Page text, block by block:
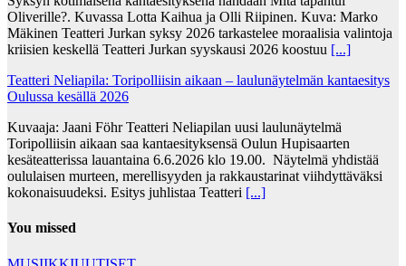
Oliverille?. Kuvassa Lotta Kaihua ja Olli Riipinen. Kuva: Marko
Mäkinen Teatteri Jurkan syksy 2026 tarkastelee moraalisia valintoja
kriisien keskellä Teatteri Jurkan syyskausi 2026 koostuu [...]
Teatteri Neliapila: Toripolliisin aikaan – laulunäytelmän kantaesitys
Oulussa kesällä 2026
Kuvaaja: Jaani Föhr Teatteri Neliapilan uusi laulunäytelmä
Toripolliisin aikaan saa kantaesityksensä Oulun Hupisaarten
kesäteatterissa lauantaina 6.6.2026 klo 19.00. Näytelmä yhdistää
oululaisen murteen, merellisyyden ja rakkaustarinat viihdyttäväksi
kokonaisuudeksi. Esitys juhlistaa Teatteri [...]
You missed